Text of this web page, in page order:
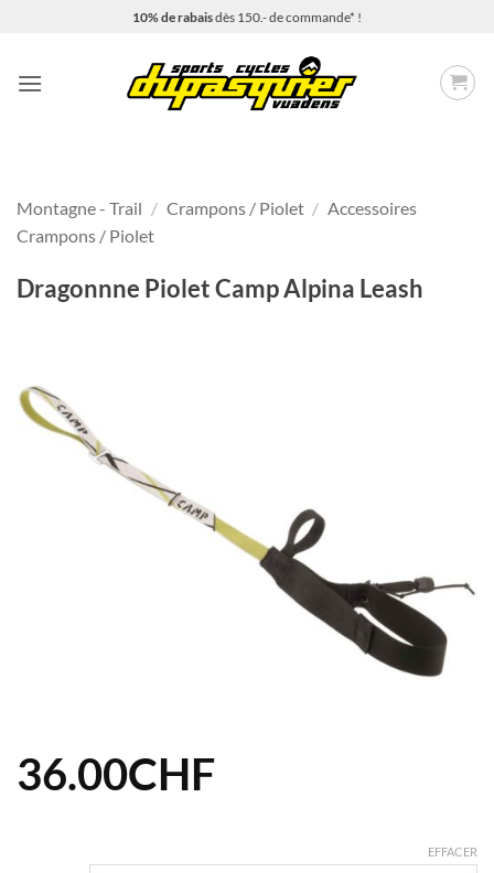
10% de rabaisdès 150.- de commande* !
Montagne - Trail / Crampons / Piolet / Accessoires
Crampons / Piolet
Dragonnne Piolet Camp Alpina Leash
36.00CHF
EFFACER